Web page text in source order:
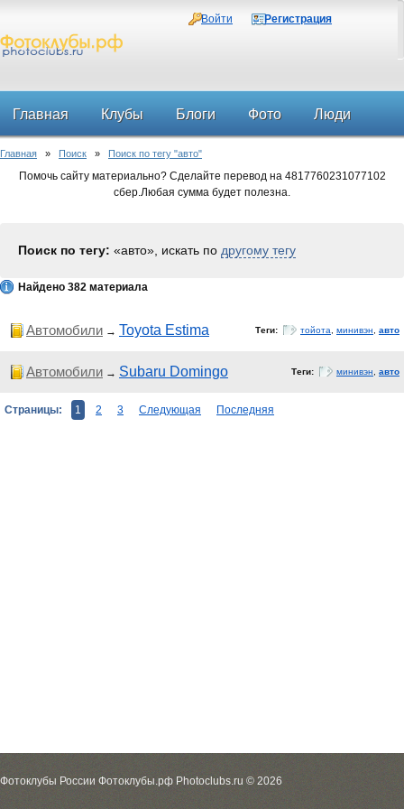
Войти Регистрация
Главная Клубы Блоги Фото Люди
Форум
Главная » Поиск » Поиск по тегу "авто"
Помочь сайту материально? Сделайте перевод на 4817760231077102
сбер.Любая сумма будет полезна.
Поиск по тегу: «авто», искать по другому тегу
Найдено 382 материала
Автомобили → Toyota Estima Теги: тойота минивэн авто
Автомобили → Subaru Domingo Теги: минивэн авто
Страницы: 1 2 3 Следующая Последняя
Фотоклубы России Фотоклубы.рф Photoclubs.ru © 2026